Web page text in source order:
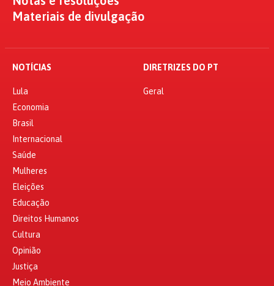
Materiais de divulgação
NOTÍCIAS
Lula
Economia
Brasil
Internacional
Saúde
Mulheres
Eleições
Educação
Direitos Humanos
Cultura
Opinião
Justiça
Meio Ambiente
DIRETRIZES DO PT
Geral